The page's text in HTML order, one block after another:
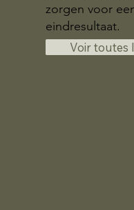
zorgen voor
eindresultaat.
Voir toutes